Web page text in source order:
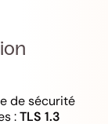
de sécurité
:TLS 1.3